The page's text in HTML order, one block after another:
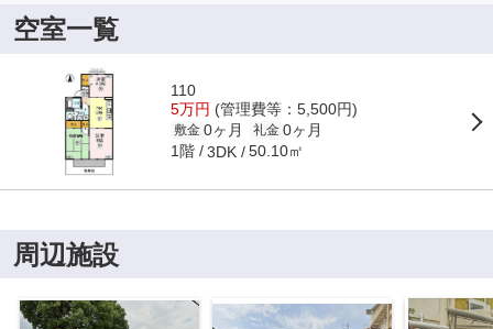
空室一覧
110
5万円 (管理費等：5,500円)
敷金 0ヶ月 礼金 0ヶ月
1階 3DK 50.10㎡
周辺施設